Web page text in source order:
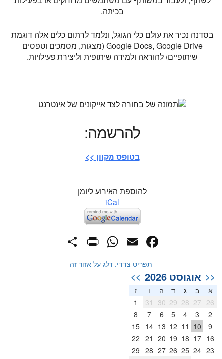
בכיתה.
בסדנה נכיר את עולם כלי הגוגל, ונלמד לרתום כלים אלה דוגמת
Google Docs, Google Drive (מצגות, מסמכים וטפסים
שיתופיים) להוראה ולמידה שיתופית וליצירת פעילויות.
להרשמה:
בטופס מקוון >>
להוספת האירוע ליומן
iCal
Facebook
Email
WhatsApp
תפריט צדדי. דלג על אזור זה
<< אוגוסט 2026 >>
א ב ג ד ה
ז
26
27
28
29
30
31
2
3
4
5
6
7
8
9
10
11
12
13
14
15
16
17
18
19
20
21
22
23
24
25
26
27
28
29